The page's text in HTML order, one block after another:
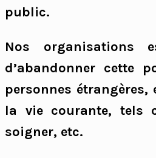
public.
Nos organisations
d’abandonner cette
personnes
la vie courante, tels
soigner, etc.